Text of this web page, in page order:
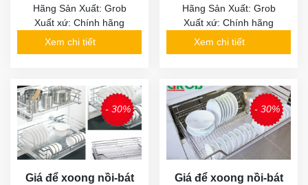
Hãng Sản Xuất: Grob
Xuất xứ: Chính hãng
Xem chi tiết
Hãng Sản Xuất: Grob
Xuất xứ: Chính hãng
Xem chi tiết
- 30%
Giá để xoong nồi-bát
- 30%
Giá để xoong nồi-bát